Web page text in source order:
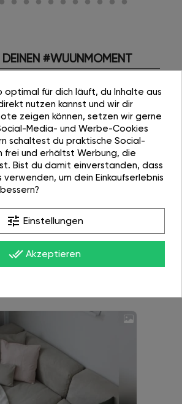
DEINEN #WUUNMOMENT
optimal für dich läuft, du Inhalte aus
nutzen kannst und wir dir
zeigen können, setzen wir gerne
Media- und Werbe-Cookies
schaltest du praktische Social-
frei und erhältst Werbung, die
Bist du damit einverstanden, dass
um dein Einkaufserlebnis
tune Einstellungen
done_all Akzeptieren